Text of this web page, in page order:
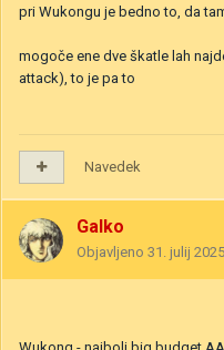
pri Wukongu je bedno to, da
mogoče ene dve škatle lah
attack), to je pa to
Navedek
Galko
Objavljeno 31. julij 2025